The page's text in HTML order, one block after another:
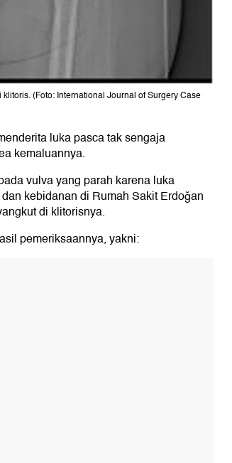
(Foto: International Journal of Surgery Case
luka pasca tak sengaja
kemaluannya.
vulva yang parah karena luka
kebidanan di Rumah Sakit Erdoğan
di klitorisnya.
pemeriksaannya, yakni: